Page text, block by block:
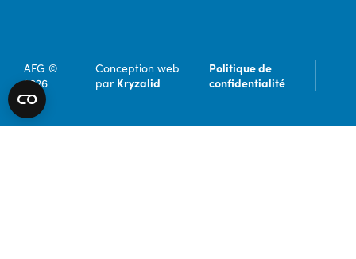
AFG ©
2026
Conception web
par Kryzalid
Politique de
confidentialité